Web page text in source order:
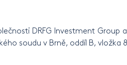
DRFG Investment Group
soudu v Brně, oddíl B, vložka